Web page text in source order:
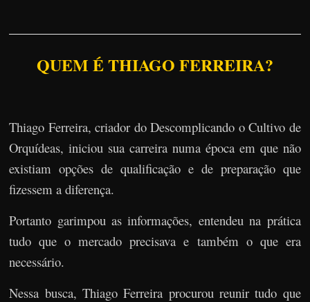
QUEM É THIAGO FERREIRA?
Thiago Ferreira, criador do Descomplicando o Cultivo de
Orquídeas, iniciou sua carreira numa época em que não
existiam opções de qualificação e de preparação que
fizessem a diferença.
Portanto garimpou as informações, entendeu na prática
tudo que o mercado precisava e também o que era
necessário.
Nessa busca, Thiago Ferreira procurou reunir tudo que